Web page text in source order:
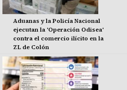
Aduanas y la Policía Nacional
ejecutan la 'Operación Odisea'
contra el comercio ilícito en la
ZL de Colón